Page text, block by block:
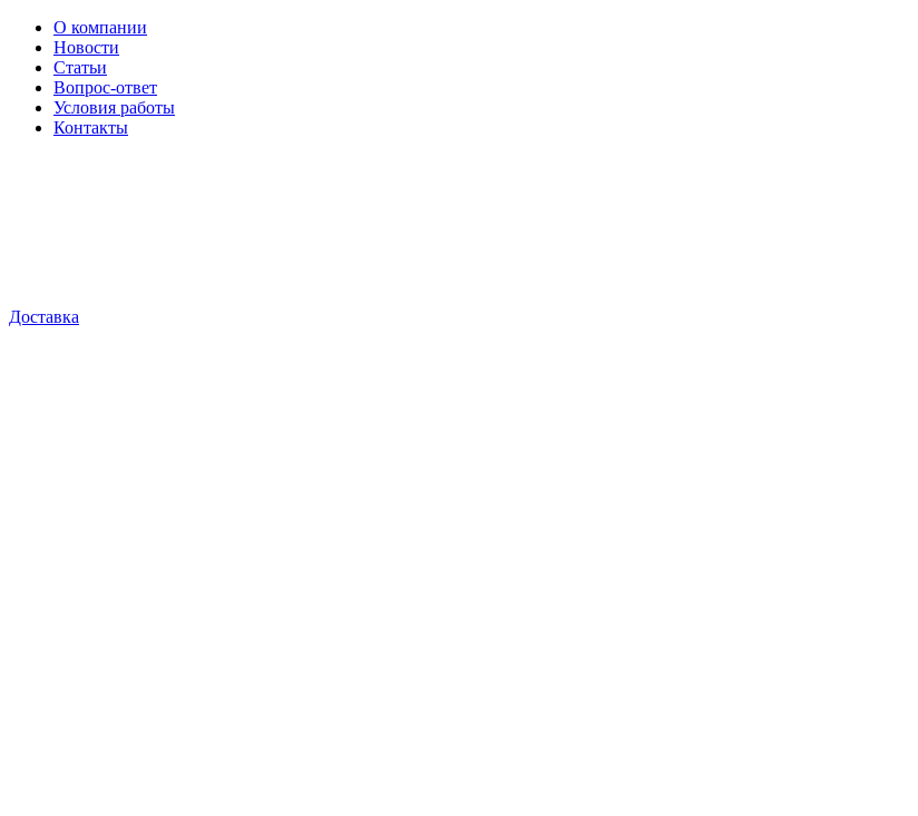
О компании
Новости
Статьи
Вопрос-ответ
Условия работы
Контакты
Доставка